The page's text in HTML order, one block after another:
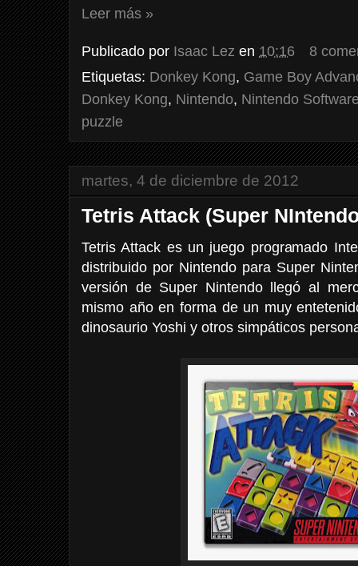
Leer más »
Publicado por Isaac Lez en 10:16
8
Etiquetas: Donkey Kong, Game Boy
Donkey Kong, Nintendo, Nintendo
puzzle
martes, 4 de diciembre de 2012
Tetris Attack (Super
Tetris Attack es un juego programado
distribuido por Nintendo para Super
versión de Super Nintendo llegó al
mismo año en forma de un muy
dinosaurio Yoshi y otros simpáticos